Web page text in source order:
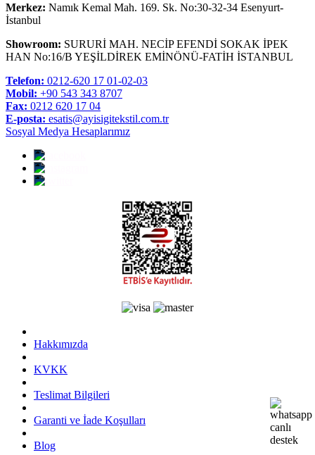
Merkez: Namık Kemal Mah. 169. Sk. No:30-32-34 Esenyurt-
İstanbul
Showroom: SURURİ MAH. NECİP EFENDİ SOKAK İPEK
HAN No:16/B YEŞİLDİREK EMİNÖNÜ-FATİH İSTANBUL
Telefon: 0212-620 17 01-02-03
Mobil: +90 543 343 8707
Fax: 0212 620 17 04
E-posta: esatis@ayisigitekstil.com.tr
Sosyal Medya Hesaplarımız
Hakkımızda
KVKK
Teslimat Bilgileri
Garanti ve İade Koşulları
Blog